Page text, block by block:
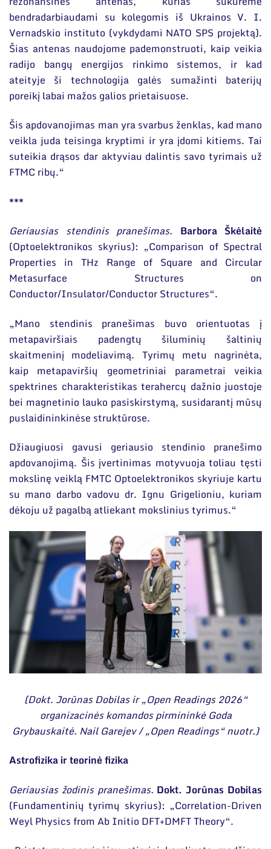
bendradarbiaudami su kolegomis iš Ukrainos V. I.
Vernadskio instituto (vykdydami NATO SPS projektą).
Šias antenas naudojome pademonstruoti, kaip veikia
radijo bangų energijos rinkimo sistemos, ir kad
ateityje ši technologija galės sumažinti baterijų
poreikį labai mažos galios prietaisuose.
Šis apdovanojimas man yra svarbus ženklas, kad mano
veikla juda teisinga kryptimi ir yra įdomi kitiems. Tai
suteikia drąsos dar aktyviau dalintis savo tyrimais už
FTMC ribų.“
***
Geriausias stendinis pranešimas. Barbora Škėlaitė
(Optoelektronikos skyrius): „Comparison of Spectral
Properties in THz Range of Square and Circular
Metasurface Structures on
Conductor/Insulator/Conductor Structures“.
„Mano stendinis pranešimas buvo orientuotas į
metapaviršiais padengtų šiluminių šaltinių
skaitmeninį modeliavimą. Tyrimų metu nagrinėta,
kaip metapaviršių geometriniai parametrai veikia
spektrines charakteristikas terahercų dažnio juostoje
bei magnetinio lauko pasiskirstymą, susidarantį mūsų
puslaidininkinėse struktūrose.
Džiaugiuosi gavusi geriausio stendinio pranešimo
apdovanojimą. Šis įvertinimas motyvuoja toliau tęsti
mokslinę veiklą FMTC Optoelektronikos skyriuje kartu
su mano darbo vadovu dr. Ignu Grigelioniu, kuriam
dėkoju už pagalbą atliekant mokslinius tyrimus.“
(Dokt. Jorūnas Dobilas ir „Open Readings 2026“
organizacinės komandos pirmininkė Goda
Grybauskaitė. Nail Garejev / „Open Readings“ nuotr.)
Astrofizika ir teorinė fizika
Geriausias žodinis pranešimas. Dokt. Jorūnas Dobilas
(Fundamentinių tyrimų skyrius): „Correlation-Driven
Weyl Physics from Ab Initio DFT+DMFT Theory“.